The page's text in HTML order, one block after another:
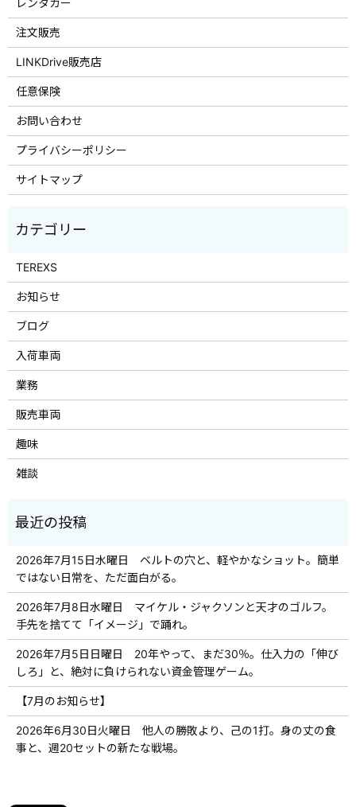
レンタカー
注文販売
LINKDrive販売店
任意保険
お問い合わせ
プライバシーポリシー
サイトマップ
TEREXS
お知らせ
ブログ
入荷車両
業務
販売車両
趣味
雑談
2026年7月15日水曜日 ベルトの穴と、軽やかなショット。簡単
ではない日常を、ただ面白がる。
2026年7月8日水曜日 マイケル・ジャクソンと天才のゴルフ。
手先を捨てて「イメージ」で踊れ。
2026年7月5日日曜日 20年やって、まだ30％。仕入力の「伸び
しろ」と、絶対に負けられない資金管理ゲーム。
【7月のお知らせ】
2026年6月30日火曜日 他人の勝敗より、己の1打。身の丈の食
事と、週20セットの新たな戦場。